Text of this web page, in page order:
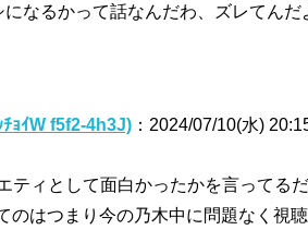
なるかって話なんだわ、ズレてんだ
ｮｲW f5f2-4h3J) ：2024/07/10(水)
ティとして面白かったかを言ってる
のはつまり今の乃木中に問題なく視